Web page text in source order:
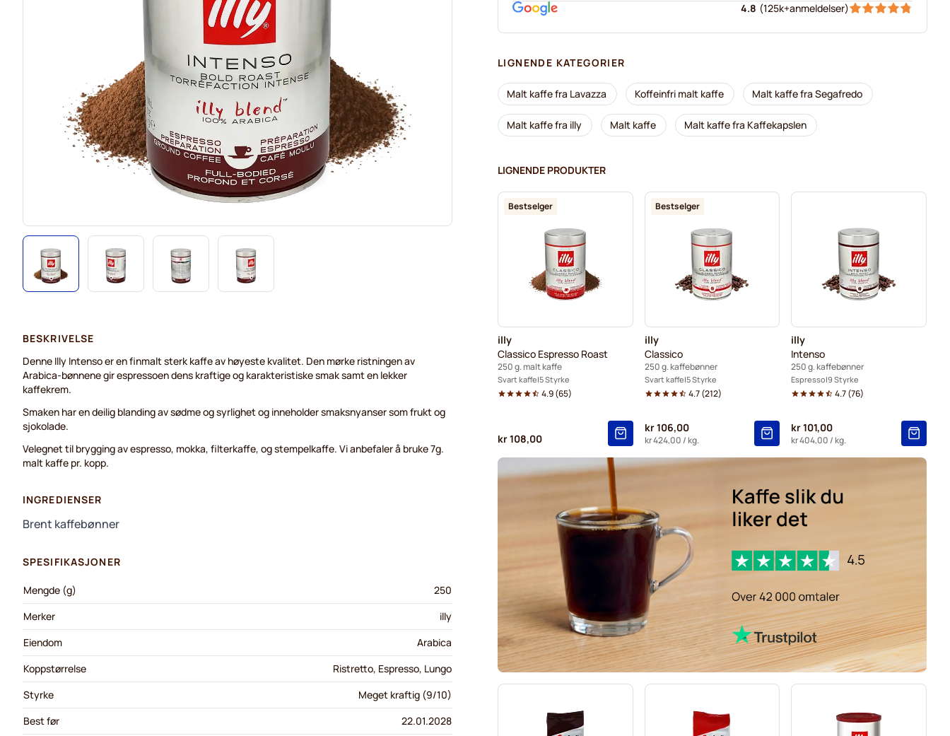
4.8 (125k+anmeldelser)
LIGNENDE KATEGORIER
Malt kaffe fra Lavazza Koffeinfri malt kaffe Malt kaffe fra Segafredo
Malt kaffe fra illy Malt kaffe Malt kaffe fra Kaffekapslen
LIGNENDE PRODUKTER
Bestselger
illy
Classico Espresso Roast
250 g. malt kaffe
Svart kaffe 5 Styrke
4.9(65)
kr 108,00
Bestselger
illy
Classico
250 g. kaffebønner
Svart kaffe 5 Styrke
4.7(212)
kr 106,00
kr 424,00 / kg.
illy
Intenso
250 g. kaffebønner
Espresso 9 Styrke
4.7(76)
kr 101,00
kr 404,00 / kg.
BESKRIVELSE
Denne Illy Intenso er en finmalt sterk kaffe av høyeste kvalitet. Den mørke ristningen av
Arabica-bønnene gir espressoen dens kraftige og karakteristiske smak samt en lekker
kaffekrem.
Smaken har en deilig blanding av sødme og syrlighet og inneholder smaksnyanser som frukt og
sjokolade.
Velegnet til brygging av espresso, mokka, filterkaffe, og stempelkaffe. Vi anbefaler å bruke 7g.
malt kaffe pr. kopp.
INGREDIENSER
Brent kaffebønner
SPESIFIKASJONER
Mengde (g)
250
Merker
illy
Eiendom
Arabica
Koppstørrelse
Ristretto, Espresso, Lungo
Styrke
Meget kraftig (9/10)
Best før
22.01.2028